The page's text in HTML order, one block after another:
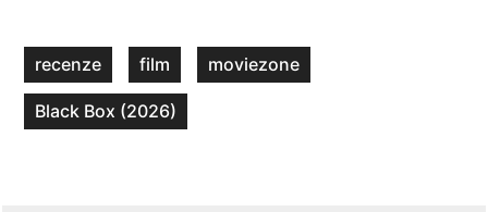
recenze film moviezone
Black Box (2026)